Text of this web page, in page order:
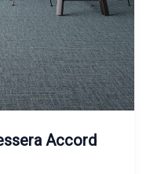
Accord